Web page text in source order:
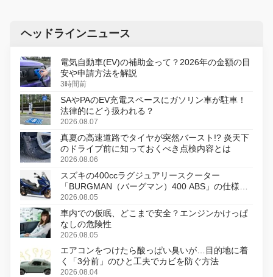
ヘッドラインニュース
電気自動車(EV)の補助金って？2026年の金額の目
安や申請方法を解説
3時間前
SAやPAのEV充電スペースにガソリン車が駐車！
法律的にどう扱われる？
2026.08.07
真夏の高速道路でタイヤが突然バースト!? 炎天下
のドライブ前に知っておくべき点検内容とは
2026.08.06
スズキの400ccラグジュアリースクーター
「BURGMAN（バーグマン）400 ABS」の仕様を
変更し、8月18日に発売
2026.08.05
車内での仮眠、どこまで安全？エンジンかけっぱ
なしの危険性
2026.08.05
エアコンをつけたら酸っぱい臭いが…目的地に着
く「3分前」のひと工夫でカビを防ぐ方法
2026.08.04